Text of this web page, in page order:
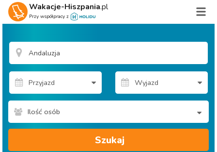
Wakacje-Hiszpania.pl
Przy współpracy z
Ilość osób
Szukaj